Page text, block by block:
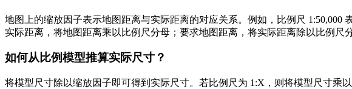
地图上的缩放因子表示地图距离与实际距离的对应关系。例如，比例尺 1:50,000
实际距离，将地图距离乘以比例尺分母；要求地图距离，将实际距离除以比例尺分
如何从比例模型推算实际尺寸？
将模型尺寸除以缩放因子即可得到实际尺寸。若比例尺为 1:X，则将模型尺寸乘